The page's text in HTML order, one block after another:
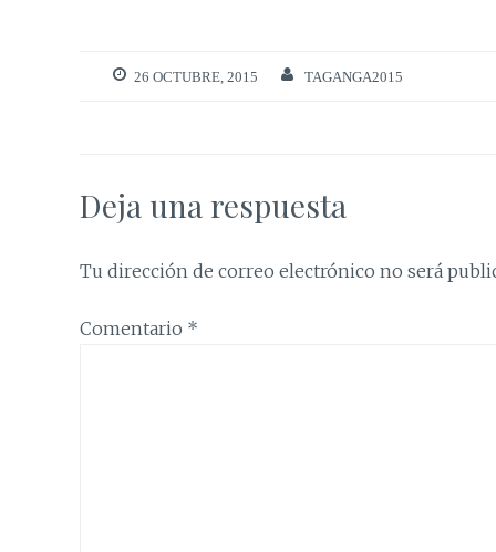
26 OCTUBRE, 2015 TAGANGA2015
Deja una respuesta
Tu dirección de correo electrónico no será
Comentario *